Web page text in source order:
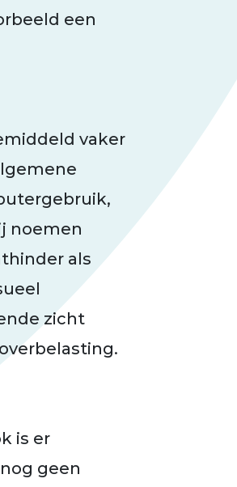
een
vaker
noemen
als
zicht
is er
geen